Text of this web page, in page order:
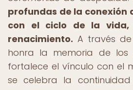
profundas de la conexión
con el ciclo de la
renacimiento. A través de
honra la memoria de los
fortalece el vínculo con el
se celebra la